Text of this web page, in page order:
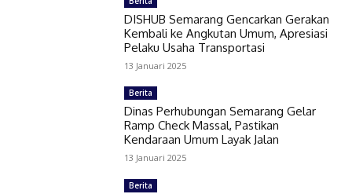
DISHUB Semarang Gencarkan Gerakan
Kembali ke Angkutan Umum, Apresiasi
Pelaku Usaha Transportasi
13 Januari 2025
Berita
Dinas Perhubungan Semarang Gelar
Ramp Check Massal, Pastikan
Kendaraan Umum Layak Jalan
13 Januari 2025
Berita